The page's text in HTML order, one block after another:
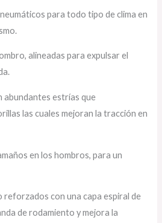
para todo tipo de clima en
alineadas para expulsar el
abundantes estrías que
las cuales mejoran la tracción en
en los hombros, para un
con una capa espiral de
de rodamiento y mejora la